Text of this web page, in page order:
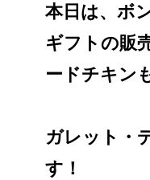
本日は、ボ
ギフトの販
ードチキン
ガレット・
す！